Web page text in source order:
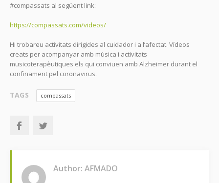
#compassats al següent link:
https://compassats.com/videos/
Hi trobareu activitats dirigides al cuidador i a l’afectat. Vídeos
creats per acompanyar amb música i activitats
musicoterapèutiques els qui conviuen amb Alzheimer durant el
confinament pel coronavirus.
TAGS compassats
Author: AFMADO